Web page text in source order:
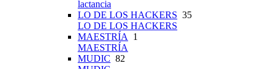
lactancia
LO DE LOS HACKERS 35
LO DE LOS HACKERS
MAESTRÍA
1
MAESTRÍA
MUDIC 82